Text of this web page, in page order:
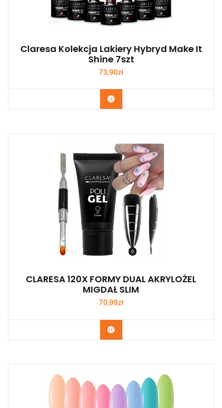
Claresa Kolekcja Lakiery Hybryd Make It
Shine 7szt
73,90zł
Zobacz
CLARESA 120X FORMY DUAL AKRYLOŻEL
MIGDAŁ SLIM
70,99zł
Zobacz